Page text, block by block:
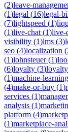
(2)leave-
(1)legal (16)legal-
(7)lightspeed (1)
(1)live-chat (1)live-
visibility (1)lms (3)
seo (4)localization (
(1)lohnsteuer(1)
(6)loyalty (3)
(1)machine-learning
(4)make-or-buy (1)
services (1)
analysis (1)
platform (4)
(1)marketplace-